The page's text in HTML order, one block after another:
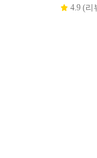
4.9 (리